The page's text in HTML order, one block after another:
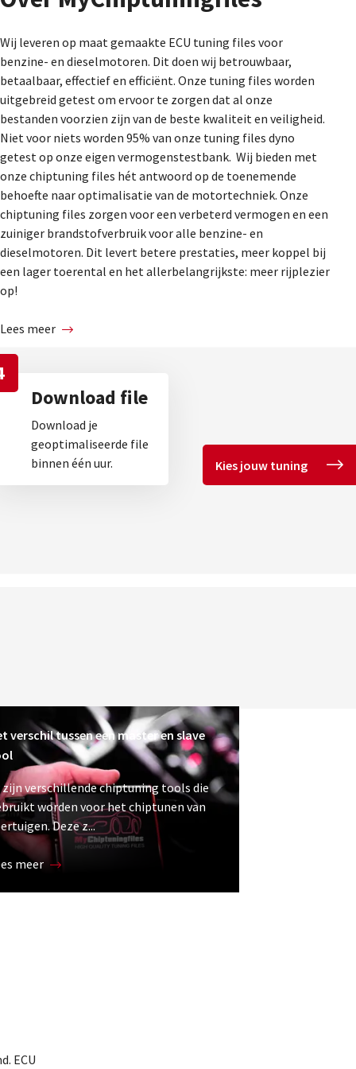
Wij leveren op maat gemaakte ECU tuning files voor
benzine- en dieselmotoren. Dit doen wij betrouwbaar,
betaalbaar, effectief en efficiënt. Onze tuning files worden
uitgebreid getest om ervoor te zorgen dat al onze
bestanden voorzien zijn van de beste kwaliteit en veiligheid.
Niet voor niets worden 95% van onze tuning files dyno
getest op onze eigen vermogenstestbank. Wij bieden met
onze chiptuning files hét antwoord op de toenemende
behoefte naar optimalisatie van de motortechniek. Onze
chiptuning files zorgen voor een verbeterd vermogen en een
zuiniger brandstofverbruik voor alle benzine- en
dieselmotoren. Dit levert betere prestaties, meer koppel bij
een lager toerental en het allerbelangrijkste: meer rijplezier
op!
Lees meer
Download file
Download je
geoptimaliseerde file
binnen één uur.
Kies jouw tuning
verschil tussen een master en slave
zijn verschillende chiptuning tools die
worden voor het chiptunen van
Deze z...
meer
ECU